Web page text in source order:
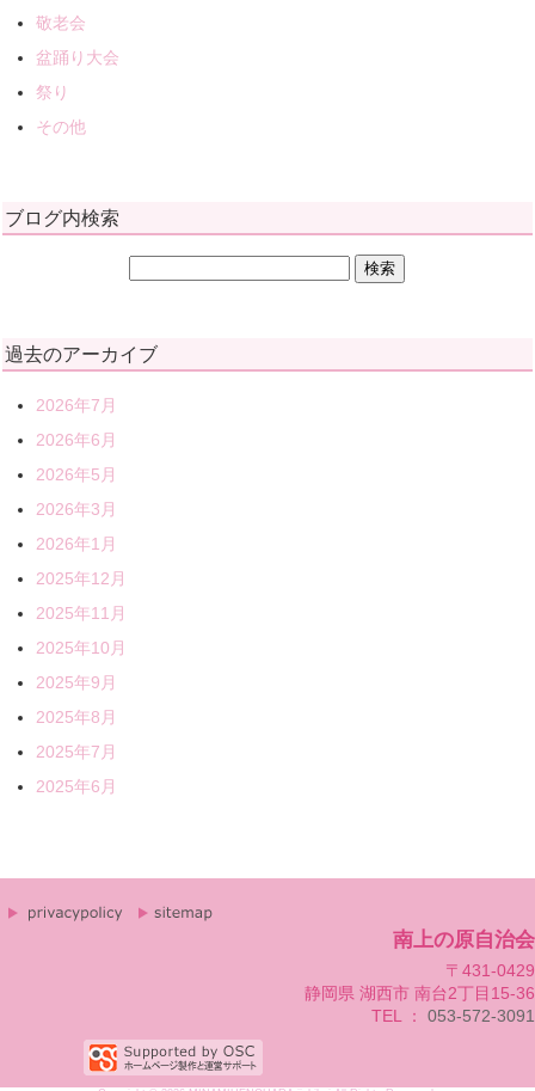
敬老会
盆踊り大会
祭り
その他
ブログ内検索
過去のアーカイブ
2026年7月
2026年6月
2026年5月
2026年3月
2026年1月
2025年12月
2025年11月
2025年10月
2025年9月
2025年8月
2025年7月
2025年6月
南上の原自治会
〒431-0429
静岡県 湖西市 南台2丁目15-36
TEL ： 053-572-3091